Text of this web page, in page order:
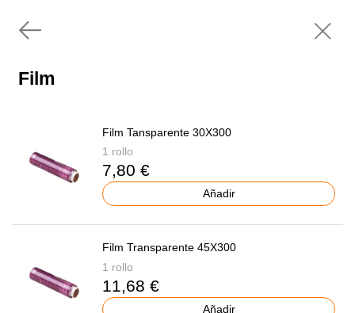
Film
Film Tansparente 30X300
1 rollo
7,80 €
Añadir
Film Transparente 45X300
1 rollo
11,68 €
Añadir